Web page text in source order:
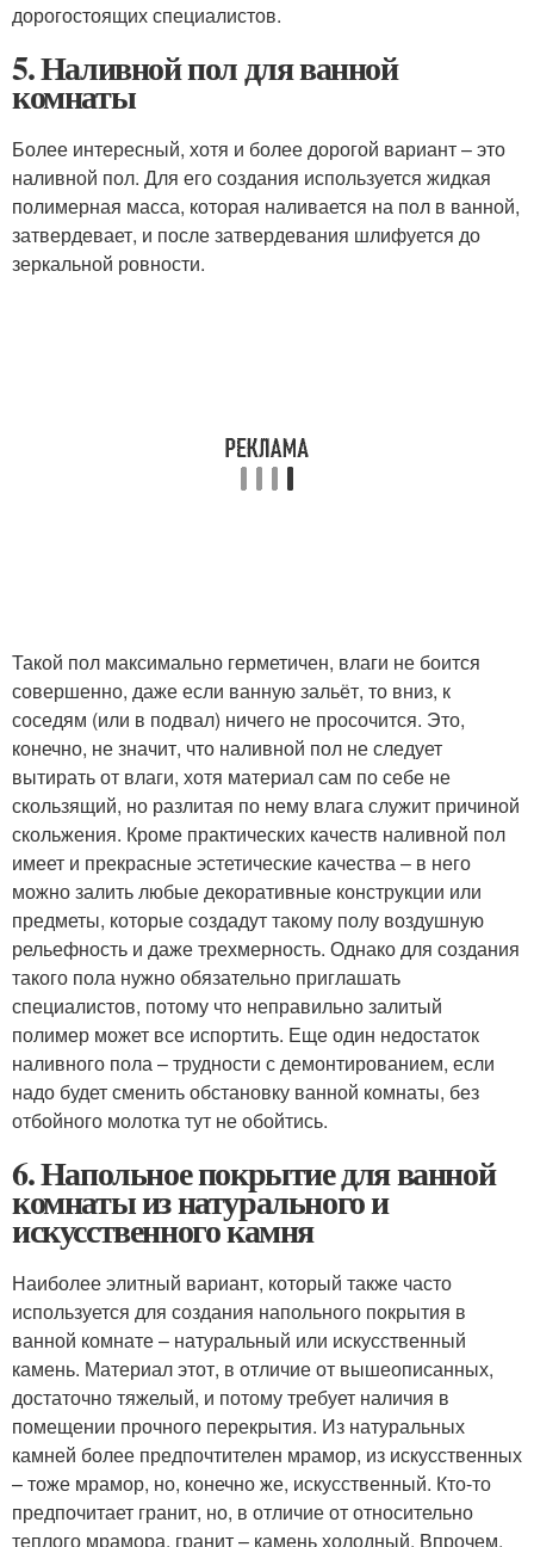
дорогостоящих специалистов.
5. Наливной пол для ванной
комнаты
Более интересный, хотя и более дорогой вариант – это
наливной пол. Для его создания используется жидкая
полимерная масса, которая наливается на пол в ванной,
затвердевает, и после затвердевания шлифуется до
зеркальной ровности.
Такой пол максимально герметичен, влаги не боится
совершенно, даже если ванную зальёт, то вниз, к
соседям (или в подвал) ничего не просочится. Это,
конечно, не значит, что наливной пол не следует
вытирать от влаги, хотя материал сам по себе не
скользящий, но разлитая по нему влага служит причиной
скольжения. Кроме практических качеств наливной пол
имеет и прекрасные эстетические качества – в него
можно залить любые декоративные конструкции или
предметы, которые создадут такому полу воздушную
рельефность и даже трехмерность. Однако для создания
такого пола нужно обязательно приглашать
специалистов, потому что неправильно залитый
полимер может все испортить. Еще один недостаток
наливного пола – трудности с демонтированием, если
надо будет сменить обстановку ванной комнаты, без
отбойного молотка тут не обойтись.
6. Напольное покрытие для ванной
комнаты из натурального и
искусственного камня
Наиболее элитный вариант, который также часто
используется для создания напольного покрытия в
ванной комнате – натуральный или искусственный
камень. Материал этот, в отличие от вышеописанных,
достаточно тяжелый, и потому требует наличия в
помещении прочного перекрытия. Из натуральных
камней более предпочтителен мрамор, из искусственных
– тоже мрамор, но, конечно же, искусственный. Кто-то
предпочитает гранит, но, в отличие от относительно
теплого мрамора, гранит – камень холодный. Впрочем,